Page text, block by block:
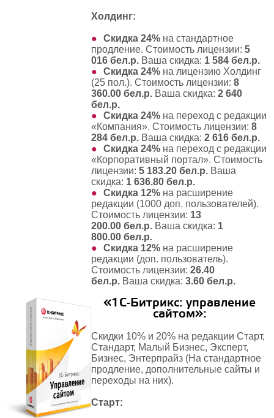
Холдинг:
Скидка 24% на стандартное
продление. Стоимость лицензии: 5
016 бел.р. Ваша скидка: 1 584 бел.р.
Скидка 24% на лицензию Холдинг
(25 пол.). Стоимость лицензии: 8
360.00 бел.р. Ваша скидка: 2 640
бел.р.
Скидка 24% на переход с редакции
«Компания». Стоимость лицензии: 8
284 бел.р. Ваша скидка: 2 616 бел.р.
Скидка 24% на переход с редакции
«Корпоративный портал». Стоимость
лицензии: 5 183.20 бел.р. Ваша
скидка: 1 636.80 бел.р.
Скидка 12% на расширение
редакции (1000 доп. пользователей).
Стоимость лицензии: 13
200.00 бел.р. Ваша скидка: 1
800.00 бел.р.
Скидка 12% на расширение
редакции (доп. пользователь).
Стоимость лицензии: 26.40
бел.р. Ваша скидка: 3.60 бел.р.
«1С-Битрикс: управление
сайтом»:
Скидки 10% и 20% на редакции Старт,
Стандарт, Малый Бизнес, Эксперт,
Бизнес, Энтерпрайз (На стандартное
продление, дополнительные сайты и
переходы на них).
Старт: